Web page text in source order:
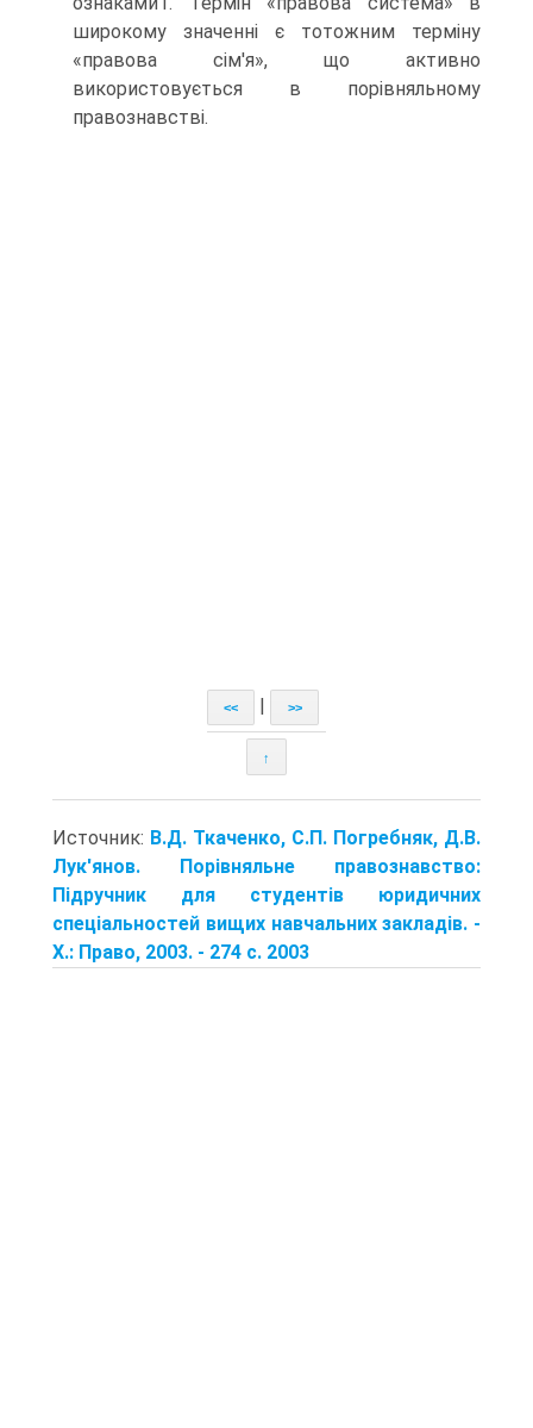
широкому значенні є тотожним терміну
«правова сім'я», що активно
використовується в порівняльному
правознавстві.
<< >>
↑
Источник: В.Д. Ткаченко, С.П. Погребняк, Д.В.
Лук'янов. Порівняльне правознавство:
Підручник для студентів юридичних
спеціальностей вищих навчальних закладів. -
X.: Право, 2003. - 274 с. 2003